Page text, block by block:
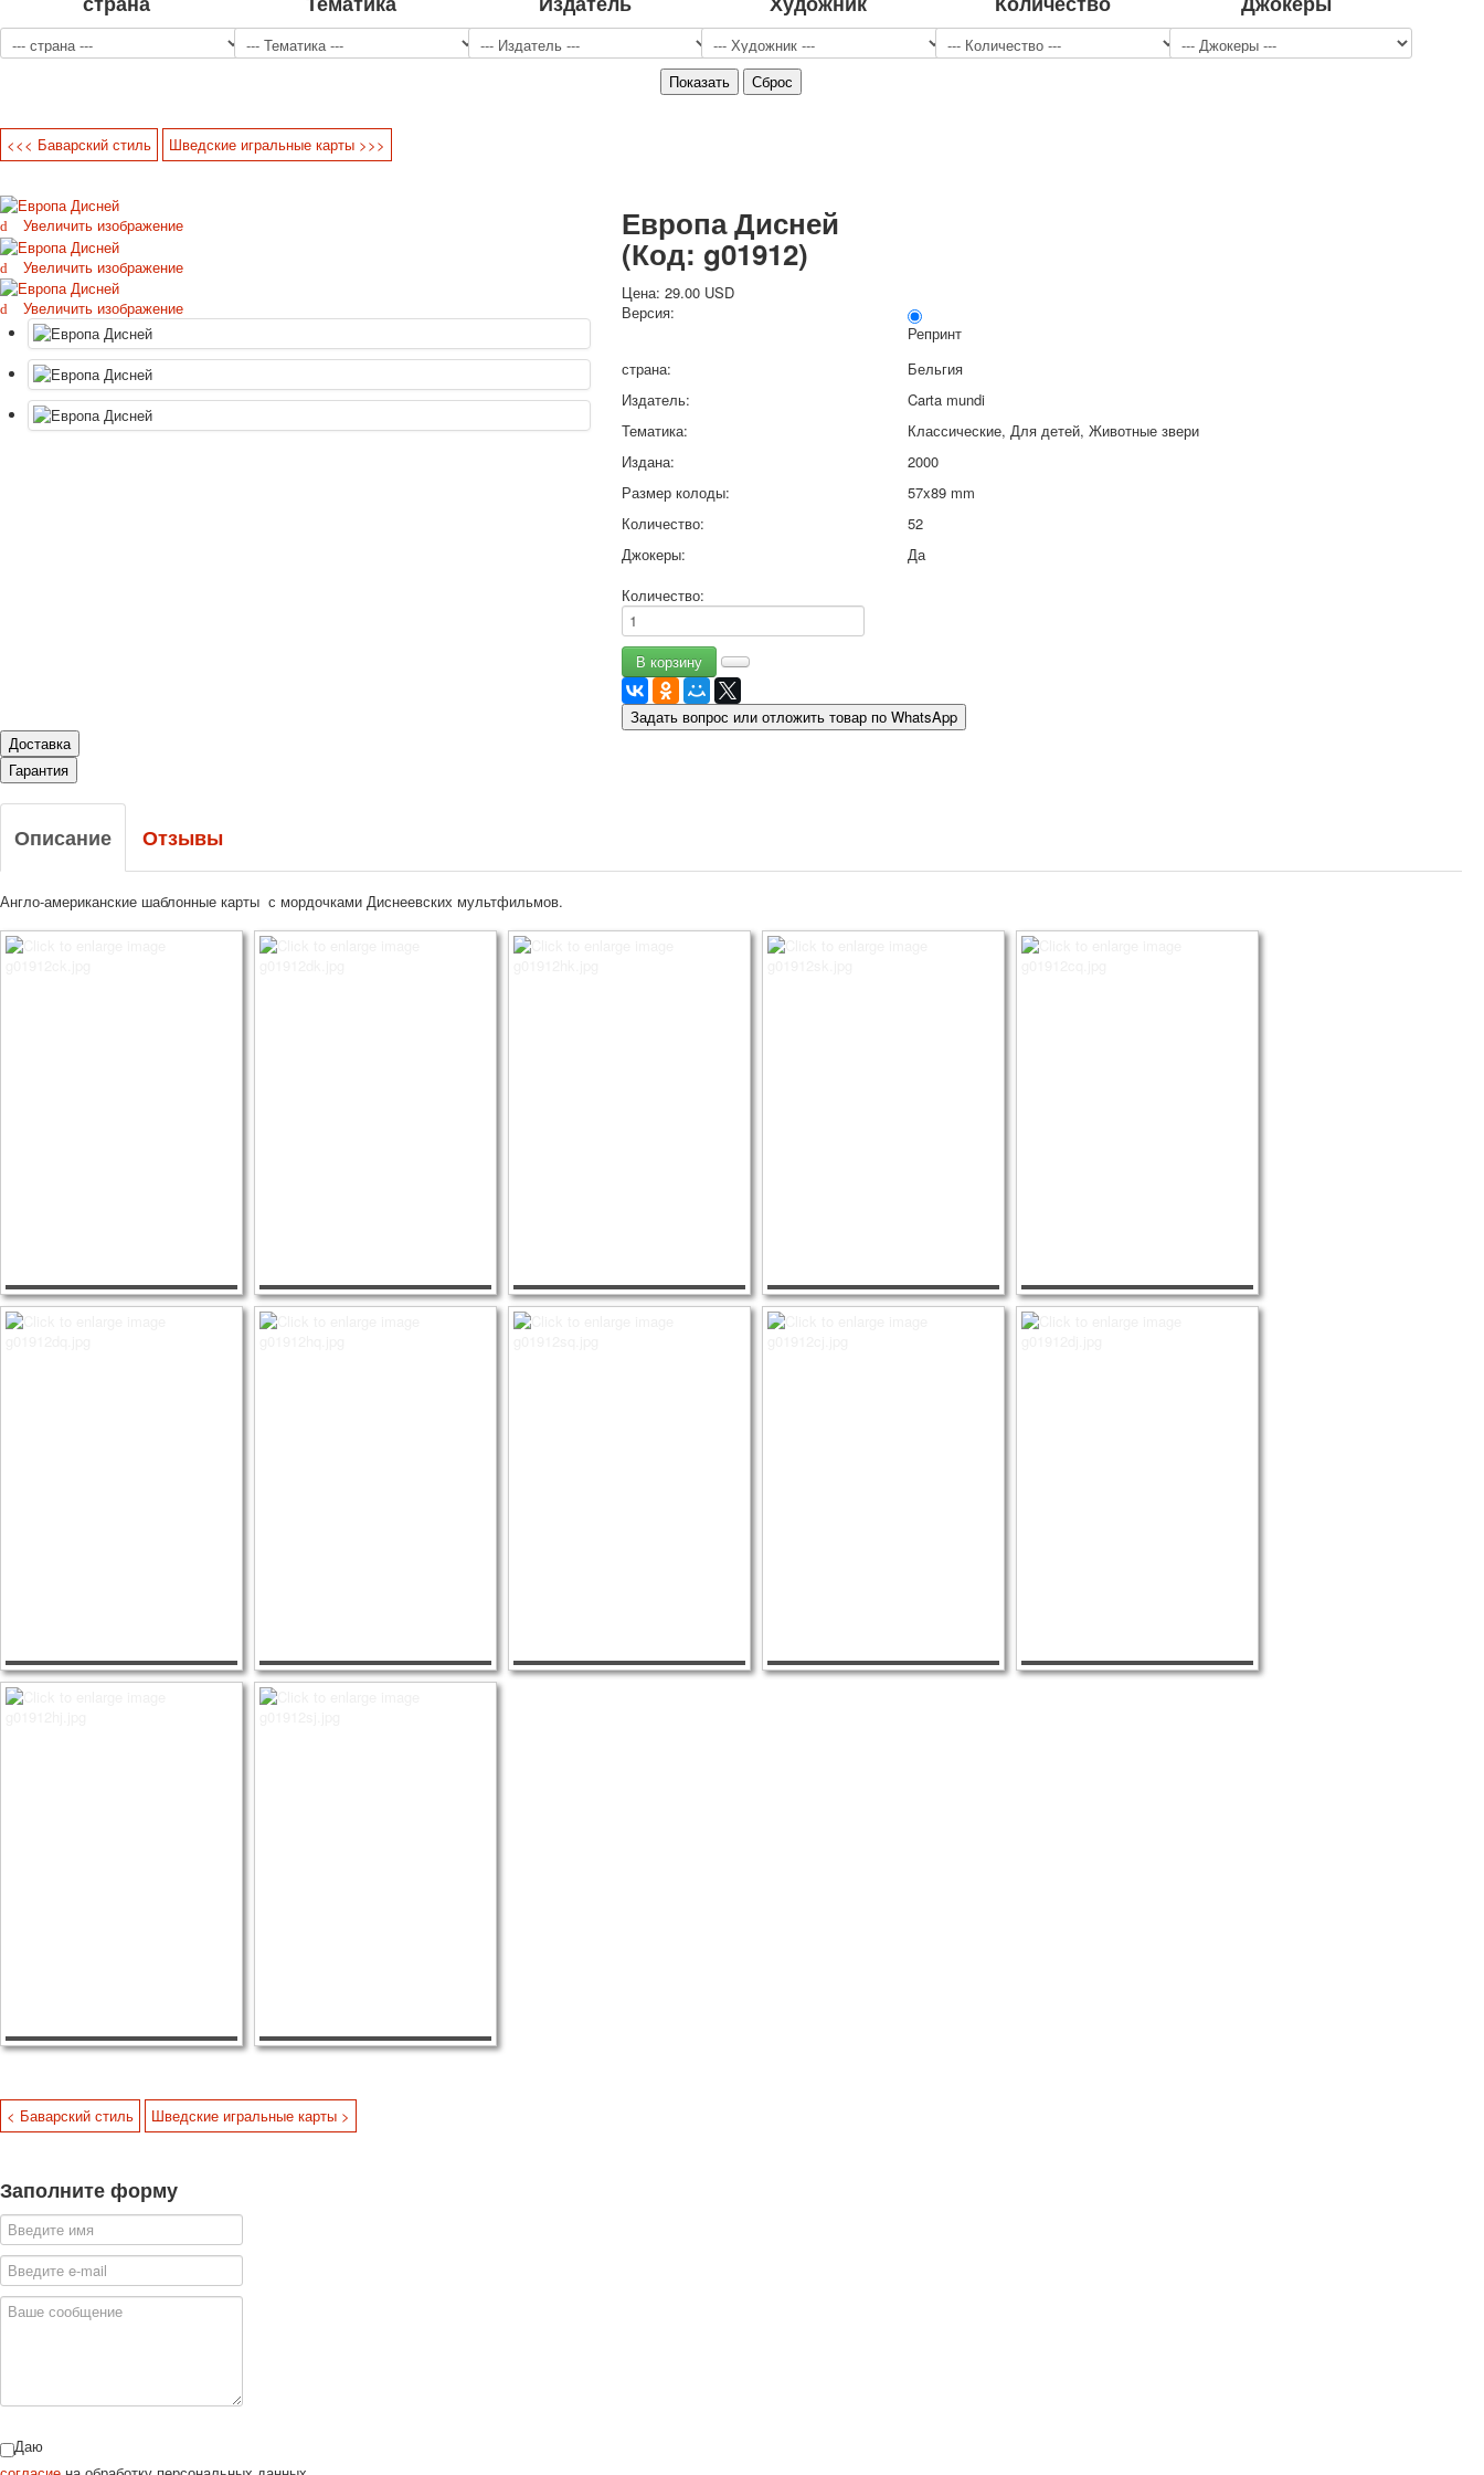
Джокеры
Транспорт
Охота и рыбалка
Открытки
С Новым годом!
8 марта
23 февраля
1 мая
Октябрьская революция
1 сентября школа
Приглашение
Новости карточных колод
Новости открыток
О сайте
Ссылки
<<< Баварский стиль Шведские игральные карты >>>
Увеличить изображение
Увеличить изображение
Увеличить изображение
Европа Дисней
(Код: g01912)
Цена:29.00 USD
Версия:
Репринт
страна:
Бельгия
Издатель:
Carta mundi
Тематика:
Классические, Для детей, Животные звери
Издана:
2000
Размер колоды:
57x89 mm
Количество:
52
Джокеры:
Да
Количество:
Задать вопрос или отложить товар по WhatsApp
Доставка
Гарантия
Описание Отзывы
Англо-американские шаблонные карты с мордочками Диснеевских мультфильмов.
< Баварский стиль Шведские игральные карты >
Заполните форму
Даю